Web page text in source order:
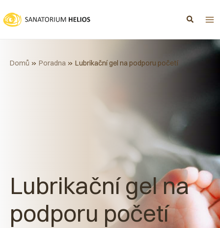
na
obsah
Lubrikační gel na
podporu početí
Domů Poradna Lubrikační gel na podporu početí